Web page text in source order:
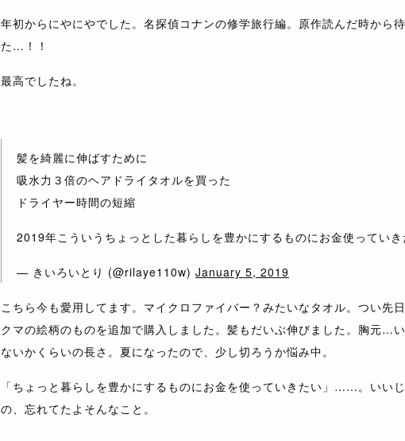
年初からにやにやでした。名探偵コナンの修学旅行編。原作読んだ時から
た…！！
最高でしたね。
髪を綺麗に伸ばすために
吸水力３倍のヘアドライタオルを買った
ドライヤー時間の短縮
2019年こういうちょっとした暮らしを豊かにするものにお金使っていき
— きいろいとり (@rilaye110w) January 5, 2019
こちら今も愛用してます。マイクロファイバー？みたいなタオル。つい先
クマの絵柄のものを追加で購入しました。髪もだいぶ伸びました。胸元…
ないかくらいの長さ。夏になったので、少し切ろうか悩み中。
「ちょっと暮らしを豊かにするものにお金を使っていきたい」……。いい
の、忘れてたよそんなこと。